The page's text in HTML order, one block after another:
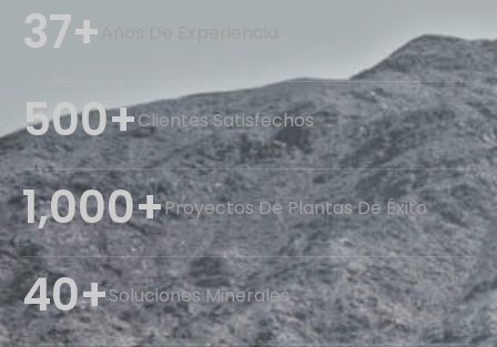
37+
500+Clientes Satisfechos
1,000+Proyectos De Plantas De Éxito
40+Soluciones Minerales